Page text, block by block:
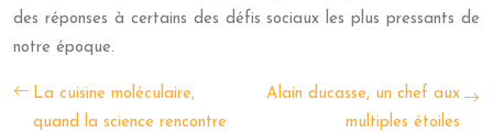
des réponses à certains des défis sociaux les plus pressants de
notre époque.
La cuisine moléculaire,
quand la science rencontre
Alain ducasse, un chef aux
multiples étoiles